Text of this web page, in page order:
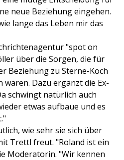
neue Beziehung eingehen.
lange das Leben mir das
"spot on
über die Sorgen, die für
Beziehung zu Sterne-Koch
Dazu ergänzt die Ex-
schwingt natürlich auch
etwas aufbaue und es
wie sehr sie sich über
Trettl freut. "Roland ist ein
Moderatorin. "Wir kennen